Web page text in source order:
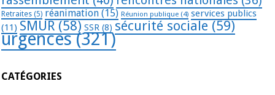
Retraites (5) réanimation (15) Réunion publique (4) services publics
(11) SMUR (58) SSR (8) sécurité sociale (59)
urgences(321)
CATÉGORIES